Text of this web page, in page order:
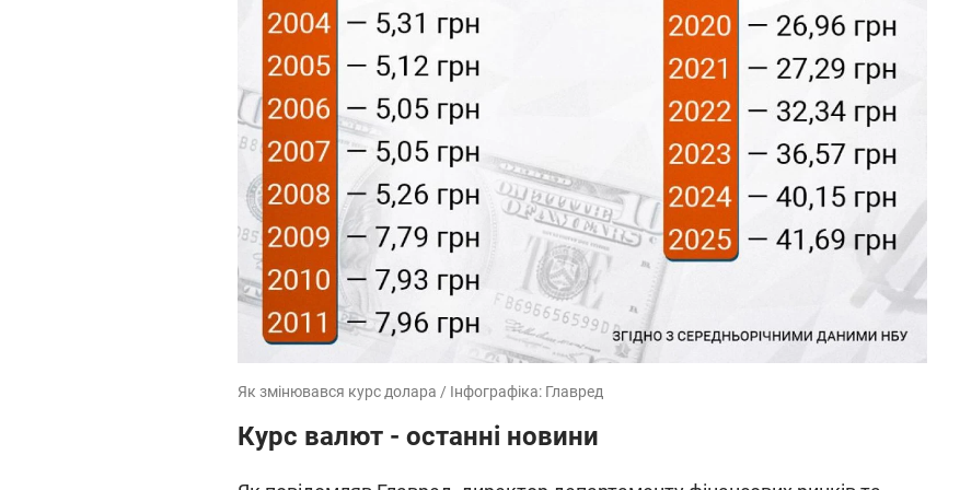
Як змінювався курс долара / Інфографіка: Главред
Курс валют - останні новини